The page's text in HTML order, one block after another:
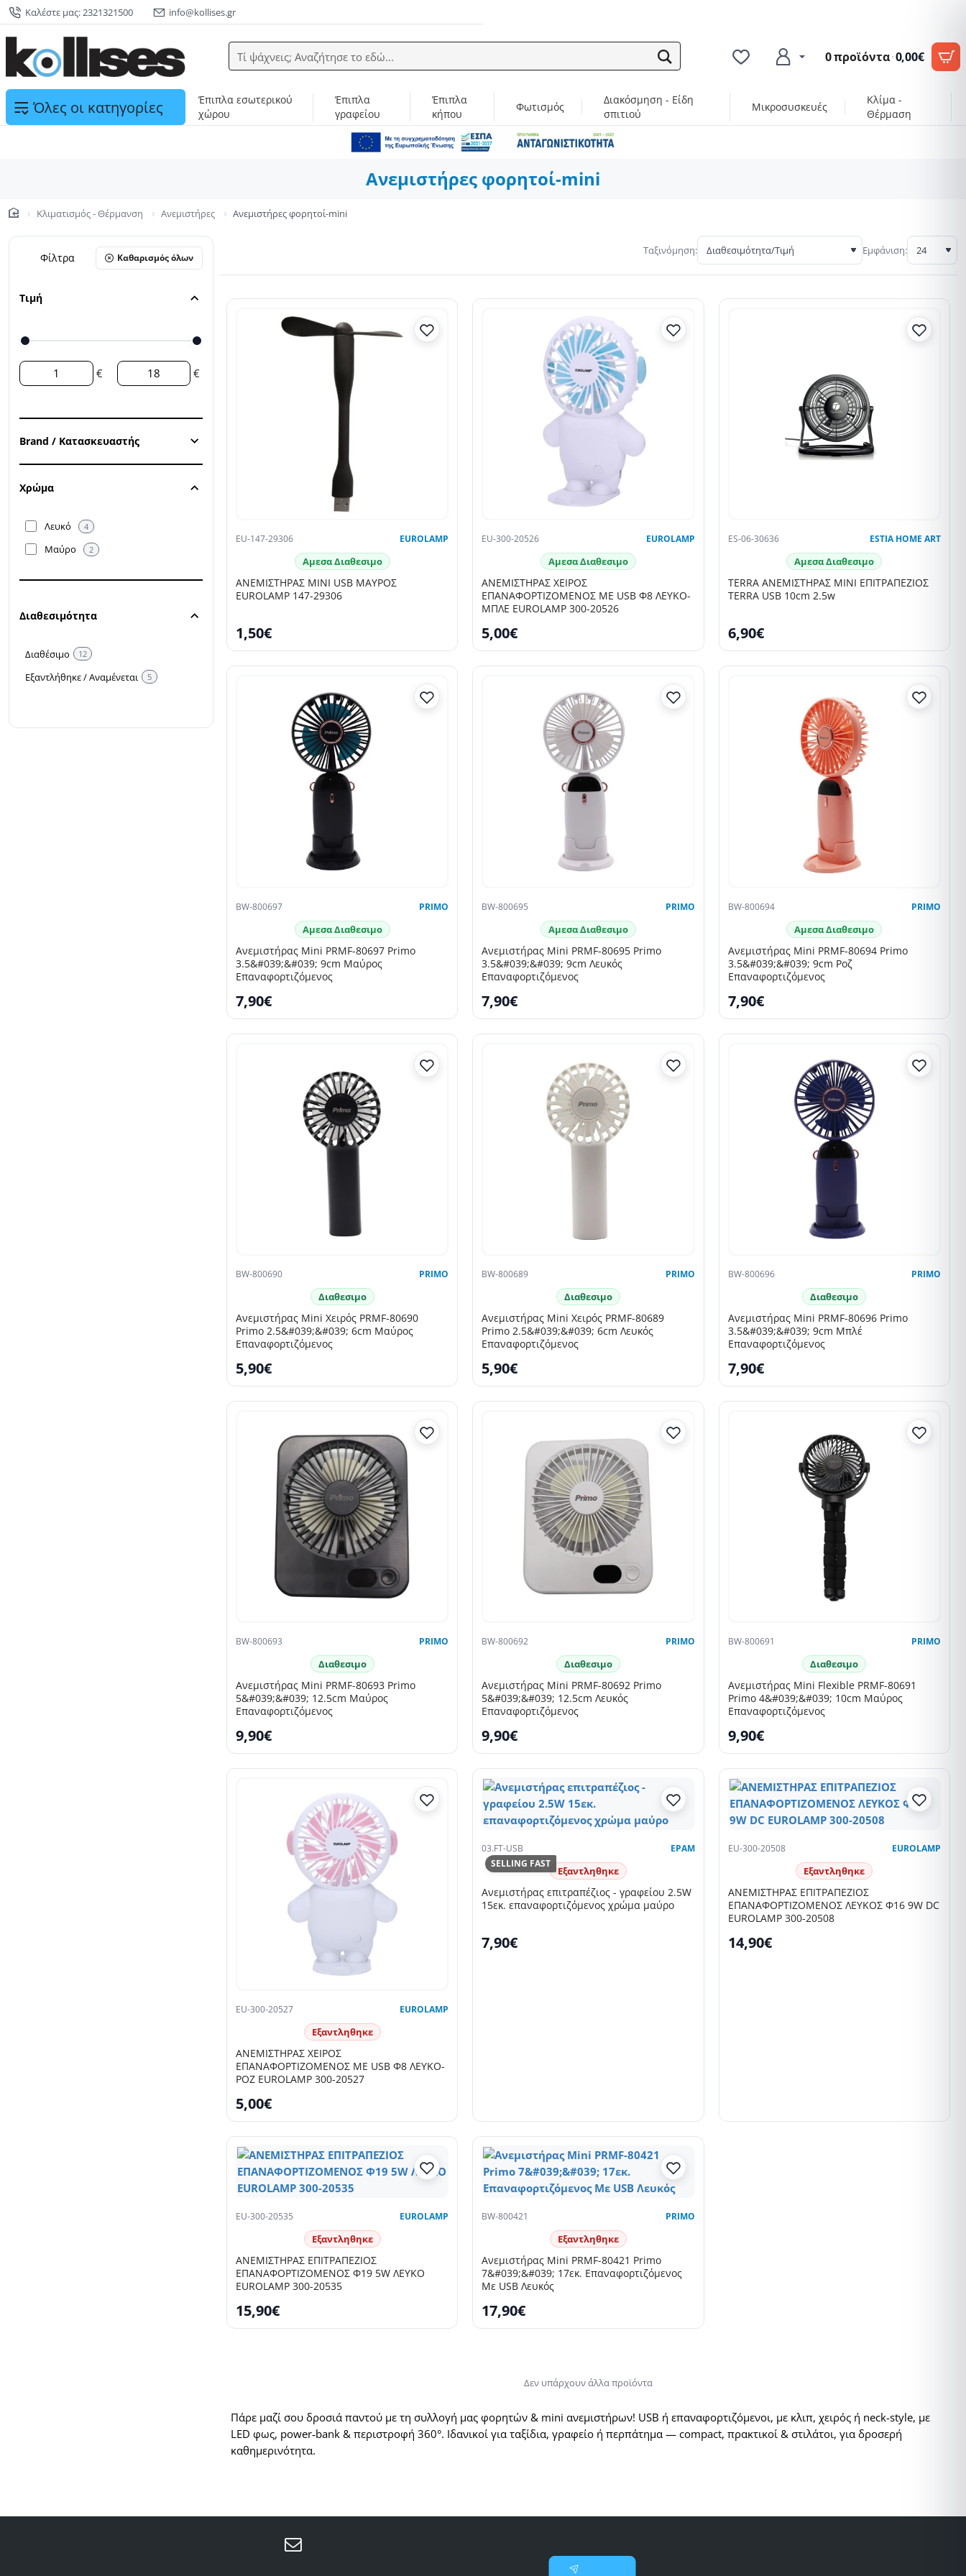
Καλέστε μας: 2321321500 info@kollises.gr
Τί ψάχνεις; Αναζήτησε το εδώ... 0 προϊόντα·0,00€
Όλες οι κατηγορίες
Έπιπλα εσωτερικού
χώρου
Έπιπλα
γραφείου
Έπιπλα
κήπου
Φωτισμός
Διακόσμηση - Είδη
σπιτιού
Μικροσυσκευές
Κλίμα -
Θέρμαση
Ανεμιστήρες φορητοί-mini
Κλιματισμός - Θέρμανση Ανεμιστήρες Ανεμιστήρες φορητοί-mini
Φίλτρα Καθαρισμός όλων
Τιμή
€ €
Brand / Κατασκευαστής
Χρώμα
Λευκό 4
Μαύρο 2
Διαθεσιμότητα
Διαθέσιμο 12
Εξαντλήθηκε / Αναμένεται 5
Πάρε μαζί σου δροσιά παντού με τη συλλογή μας φορητών & mini ανεμιστήρων! USB ή επαναφορτιζόμενοι, με κλιπ, χειρός ή neck-style, με
LED φως, power‑bank & περιστροφή 360°. Ιδανικοί για ταξίδια, γραφείο ή περπάτημα — compact, πρακτικοί & στιλάτοι, για δροσερή
καθημερινότητα.
Ταξινόμηση: Εμφάνιση:
EU-147-29306 EUROLAMP
Αμεσα Διαθεσιμο
ΑΝΕΜΙΣΤΗΡΑΣ ΜΙΝΙ USB ΜΑΥΡΟΣ
EUROLAMP 147-29306
1,50€
EU-300-20526 EUROLAMP
Αμεσα Διαθεσιμο
ΑΝΕΜΙΣΤΗΡΑΣ ΧΕΙΡΟΣ
ΕΠΑΝΑΦΟΡΤΙΖΟΜΕΝΟΣ ΜΕ USB Φ8 ΛΕΥΚΟ-
ΜΠΛΕ EUROLAMP 300-20526
5,00€
ES-06-30636 ESTIA HOME ART
Αμεσα Διαθεσιμο
TERRA ΑΝΕΜΙΣΤΗΡΑΣ ΜΙΝΙ ΕΠΙΤΡΑΠΕΖΙΟΣ
TERRA USB 10cm 2.5w
6,90€
BW-800697 PRIMO
Αμεσα Διαθεσιμο
Ανεμιστήρας Mini PRMF-80697 Primo
3.5&#039;&#039; 9cm Μαύρος
Επαναφορτιζόμενος
7,90€
BW-800695 PRIMO
Αμεσα Διαθεσιμο
Ανεμιστήρας Mini PRMF-80695 Primo
3.5&#039;&#039; 9cm Λευκός
Επαναφορτιζόμενος
7,90€
BW-800694 PRIMO
Αμεσα Διαθεσιμο
Ανεμιστήρας Mini PRMF-80694 Primo
3.5&#039;&#039; 9cm Ροζ
Επαναφορτιζόμενος
7,90€
BW-800690 PRIMO
Διαθεσιμο
Ανεμιστήρας Mini Χειρός PRMF-80690
Primo 2.5&#039;&#039; 6cm Μαύρος
Επαναφορτιζόμενος
5,90€
BW-800689 PRIMO
Διαθεσιμο
Ανεμιστήρας Mini Χειρός PRMF-80689
Primo 2.5&#039;&#039; 6cm Λευκός
Επαναφορτιζόμενος
5,90€
BW-800696 PRIMO
Διαθεσιμο
Ανεμιστήρας Mini PRMF-80696 Primo
3.5&#039;&#039; 9cm Μπλέ
Επαναφορτιζόμενος
7,90€
BW-800693 PRIMO
Διαθεσιμο
Ανεμιστήρας Mini PRMF-80693 Primo
5&#039;&#039; 12.5cm Μαύρος
Επαναφορτιζόμενος
9,90€
BW-800692 PRIMO
Διαθεσιμο
Ανεμιστήρας Mini PRMF-80692 Primo
5&#039;&#039; 12.5cm Λευκός
Επαναφορτιζόμενος
9,90€
BW-800691 PRIMO
Διαθεσιμο
Ανεμιστήρας Mini Flexible PRMF-80691
Primo 4&#039;&#039; 10cm Μαύρος
Επαναφορτιζόμενος
9,90€
EU-300-20527 EUROLAMP
Εξαντληθηκε
ΑΝΕΜΙΣΤΗΡΑΣ ΧΕΙΡΟΣ
ΕΠΑΝΑΦΟΡΤΙΖΟΜΕΝΟΣ ΜΕ USB Φ8 ΛΕΥΚΟ-
ΡΟΖ EUROLAMP 300-20527
5,00€
SELLING FAST
03.FT-USB EPAM
Εξαντληθηκε
Ανεμιστήρας επιτραπέζιος - γραφείου 2.5W
15εκ. επαναφορτιζόμενος χρώμα μαύρο
7,90€
EU-300-20508 EUROLAMP
Εξαντληθηκε
ΑΝΕΜΙΣΤΗΡΑΣ ΕΠΙΤΡΑΠΕΖΙΟΣ
ΕΠΑΝΑΦΟΡΤΙΖΟΜΕΝΟΣ ΛΕΥΚΟΣ Φ16 9W DC
EUROLAMP 300-20508
14,90€
EU-300-20535 EUROLAMP
Εξαντληθηκε
ΑΝΕΜΙΣΤΗΡΑΣ ΕΠΙΤΡΑΠΕΖΙΟΣ
ΕΠΑΝΑΦΟΡΤΙΖΟΜΕΝΟΣ Φ19 5W ΛΕΥΚΟ
EUROLAMP 300-20535
15,90€
BW-800421 PRIMO
Εξαντληθηκε
Ανεμιστήρας Mini PRMF-80421 Primo
7&#039;&#039; 17εκ. Επαναφoρτιζόμενος
Με USB Λευκός
17,90€
Δεν υπάρχουν άλλα προϊόντα